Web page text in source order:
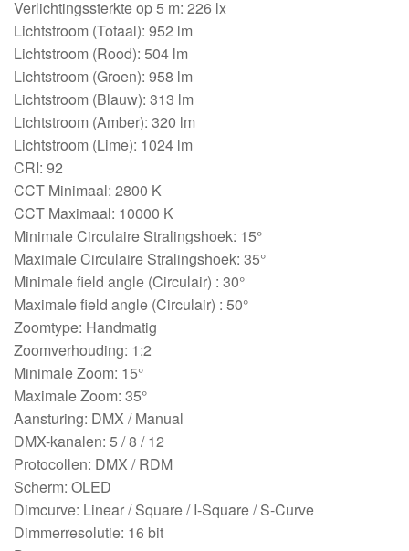
Verlichtingssterkte op 5 m: 226 lx
Lichtstroom (Totaal): 952 lm
Lichtstroom (Rood): 504 lm
Lichtstroom (Groen): 958 lm
Lichtstroom (Blauw): 313 lm
Lichtstroom (Amber): 320 lm
Lichtstroom (Lime): 1024 lm
CRI: 92
CCT Minimaal: 2800 K
CCT Maximaal: 10000 K
Minimale Circulaire Stralingshoek: 15°
Maximale Circulaire Stralingshoek: 35°
Minimale field angle (Circulair) : 30°
Maximale field angle (Circulair) : 50°
Zoomtype: Handmatig
Zoomverhouding: 1:2
Minimale Zoom: 15°
Maximale Zoom: 35°
Aansturing: DMX / Manual
DMX-kanalen: 5 / 8 / 12
Protocollen: DMX / RDM
Scherm: OLED
Dimcurve: Linear / Square / I-Square / S-Curve
Dimmerresolutie: 16 bit